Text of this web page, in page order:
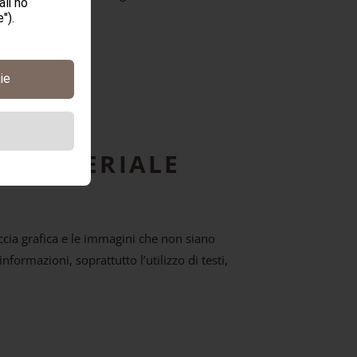
MATERIALE
grafica e le immagini che non siano
soprattutto l’utilizzo di testi,